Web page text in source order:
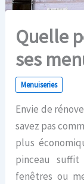
Quelle
ses
Menuiseries
Envie de
savez pas
plus
pinceau
fenêtres ou